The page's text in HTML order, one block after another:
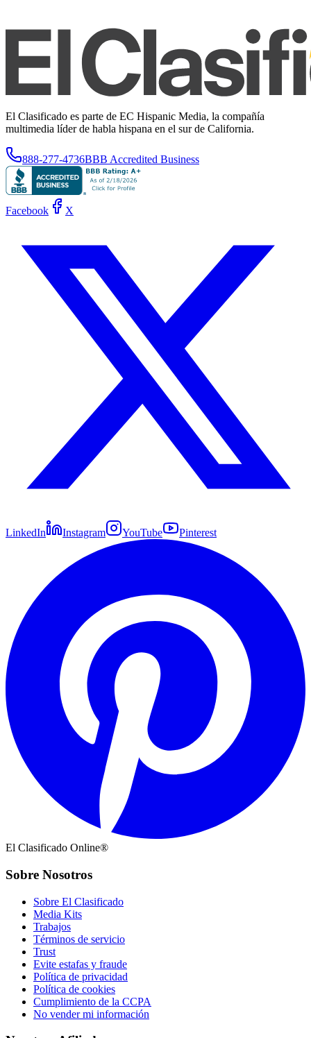
El Clasificado es parte de EC Hispanic Media, la compañía
multimedia líder de habla hispana en el sur de California.
888-277-4736BBB Accredited Business
Facebook X
LinkedIn Instagram YouTube Pinterest
El Clasificado Online®
Sobre Nosotros
Sobre El Clasificado
Media Kits
Trabajos
Términos de servicio
Trust
Evite estafas y fraude
Política de privacidad
Política de cookies
Cumplimiento de la CCPA
No vender mi información